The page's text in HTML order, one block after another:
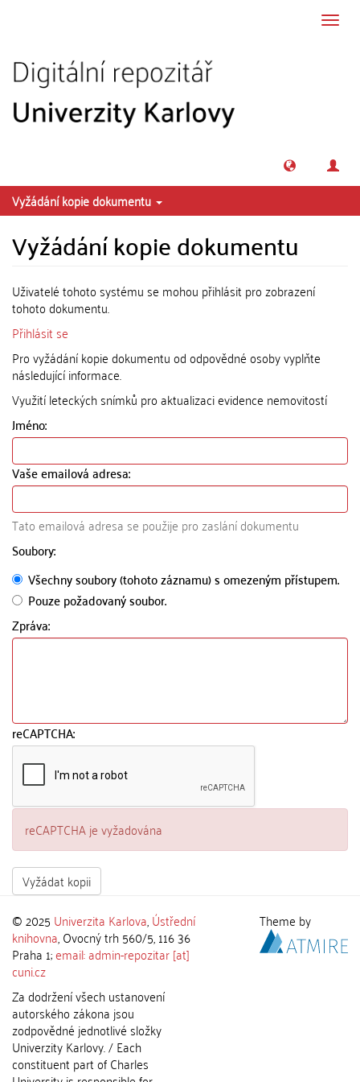
Vyžádání kopie dokumentu
Vyžádání kopie dokumentu
Uživatelé tohoto systému se mohou přihlásit pro zobrazení
tohoto dokumentu.
Přihlásit se
Pro vyžádání kopie dokumentu od odpovědné osoby vyplňte
následující informace.
Využití leteckých snímků pro aktualizaci evidence nemovitostí
Jméno:
Vaše emailová adresa:
Tato emailová adresa se použije pro zaslání dokumentu
Soubory:
Všechny soubory (tohoto záznamu) s omezeným přístupem.
Pouze požadovaný soubor.
Zpráva:
reCAPTCHA:
reCAPTCHA je vyžadována
Vyžádat kopii
© 2025 Univerzita Karlova,Ústřední
knihovna, Ovocný trh 560/5, 116 36
Praha 1;email: admin-repozitar [at]
cuni.cz
Za dodržení všech ustanovení
autorského zákona jsou
zodpovědné jednotlivé složky
Univerzity Karlovy. / Each
constituent part of Charles
Theme by